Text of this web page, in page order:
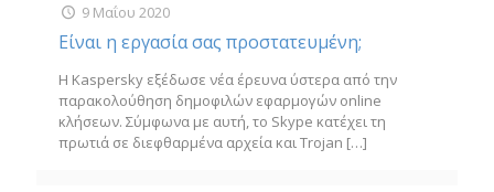
9 Μαΐου 2020
Είναι η εργασία σας προστατευμένη;
Η Kaspersky εξέδωσε νέα έρευνα ύστερα από την
παρακολούθηση δημοφιλών εφαρμογών online
κλήσεων. Σύμφωνα με αυτή, το Skype κατέχει τη
πρωτιά σε διεφθαρμένα αρχεία και Trojan […]